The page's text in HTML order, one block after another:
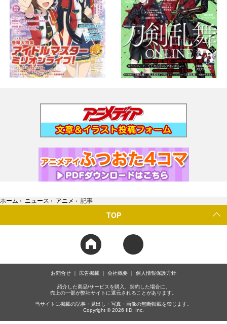
ホーム › ニュース › アニメ › 記事
TOP
お問合せ 広告掲載 会社概要 個人情報保護方針
紹介した商品/サービスを購入、契約した場合に、
売上の一部が弊社サイトに還元されることがあります。
当サイトに掲載の記事・見出し・写真・画像の無断転載を禁じます。
Copyright © 2026 IID, Inc.